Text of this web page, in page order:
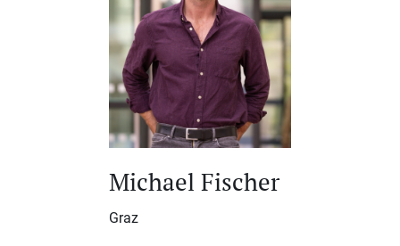
Michael Fischer
Graz